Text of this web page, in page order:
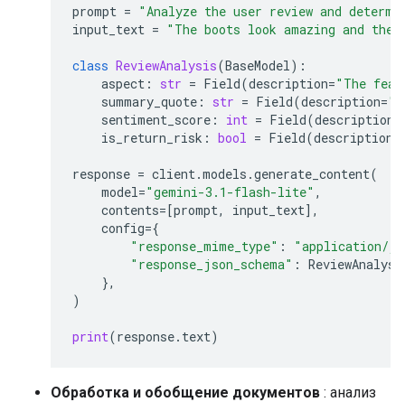
prompt = "Analyze the user review and
input_text = "The boots look amazing and
class ReviewAnalysis(BaseModel):
aspect : str = Field(description="The
summary_quote : str = Field(description=
sentiment_score : int = Field(description
is_return_risk : bool = Field(description
response = client.models .generate_content(
model="gemini-3.1-flash-lite" ,
contents=[prompt, input_text],
config={
"response_mime_type" :
"application/
"response_json_schema" :
},
)
print(response. text)
Обработка и обобщение документов : анализ